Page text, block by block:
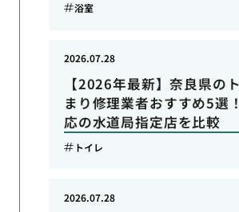
浴室
【2026年最新】奈良県の
まり修理業者おすすめ5選
応の水道局指定店を比較
2026.07.28
トイレ
2026.07.28